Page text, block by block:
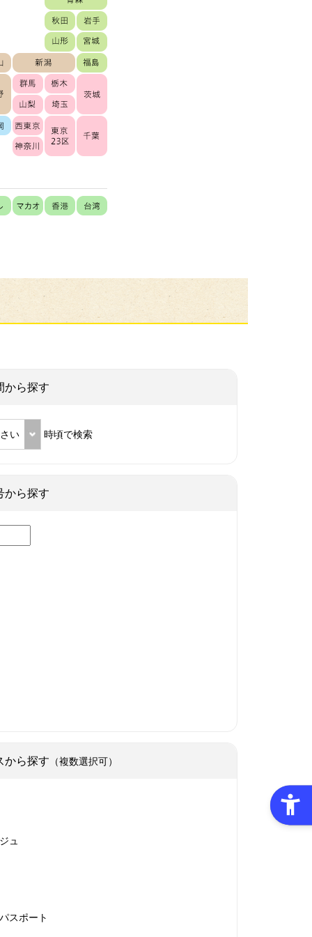
から探す
い 時頃で検索
から探す
から探す （複数選択可）
ュ
スポート